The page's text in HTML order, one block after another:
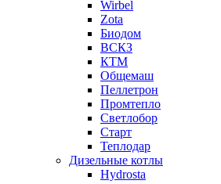
Wirbel
Zota
Биодом
ВСКЗ
КТМ
Общемаш
Пеллетрон
Промтепло
Светлобор
Старт
Теплодар
Дизельные котлы
Hydrosta